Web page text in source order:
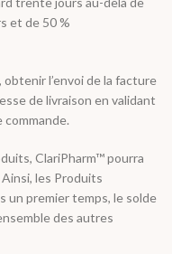
et de 50 %
l’envoi de la facture
de livraison en validant
ClariPharm™ pourra
les Produits
un premier temps, le solde
des autres